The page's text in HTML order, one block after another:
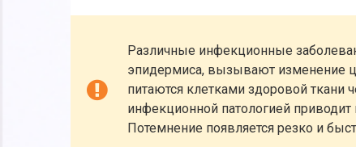
Различные инфекционные
эпидермиса, вызывают изменение
питаются клетками здоровой ткани
инфекционной патологией
Потемнение появляется резко и